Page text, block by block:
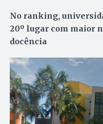
No ranking,
20º lugar com maior
docência